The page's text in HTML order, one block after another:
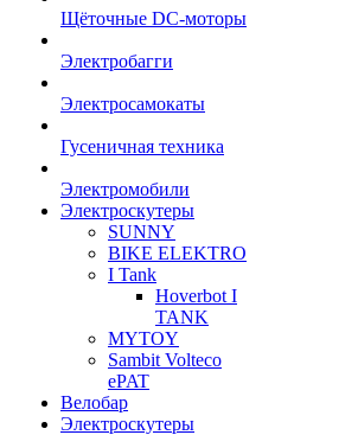
Щёточные DC-моторы
Электробагги
Электросамокаты
Гусеничная техника
Электромобили
Электроскутеры
SUNNY
BIKE ELEKTRO
I Tank
Hoverbot I
TANK
MYTOY
Sambit Volteco
ePAT
Велобар
Электроскутеры